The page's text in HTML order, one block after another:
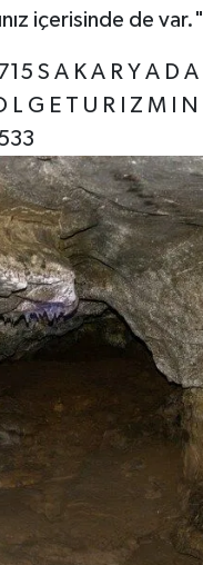
içerisinde de var."